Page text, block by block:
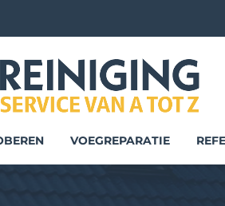
VOEGREPARATIE